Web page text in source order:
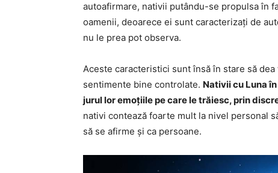
autoafirmare, nativii putându-se propulsa în
oamenii, deoarece ei sunt caracterizați de
nu le prea pot observa.
Aceste caracteristici sunt însă în stare să
sentimente bine controlate. Nativii cu Luna
jurul lor emoțiile pe care le trăiesc, prin
nativi contează foarte mult la nivel personal
să se afirme și ca persoane.